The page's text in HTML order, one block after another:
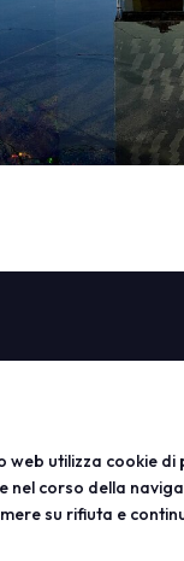
web utilizza cookie
corso della
su rifiuta e